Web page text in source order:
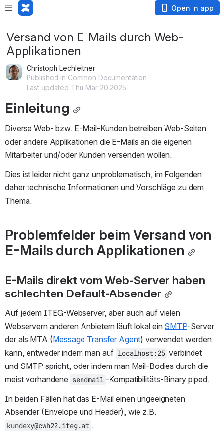
Open in app
Versand von E-Mails durch Web-
Applikationen
Christoph Lechleitner
Published in Common Documentation
Last updated Thu Mar 20 2025
Einleitung
Diverse Web- bzw. E-Mail-Kunden betreiben Web-Seiten
oder andere Applikationen die E-Mails an die eigenen
Mitarbeiter und/oder Kunden versenden wollen.
Dies ist leider nicht ganz unproblematisch, im Folgenden
daher technische Informationen und Vorschläge zu dem
Thema.
Problemfelder beim Versand von
E-Mails durch Applikationen
E-Mails direkt vom Web-Server haben
schlechten Default-Absender
Auf jedem ITEG-Webserver, aber auch auf vielen
Webservern anderen Anbietern läuft lokal ein SMTP-Server
der als MTA (Message Transfer Agent) verwendet werden
kann, entweder indem man auf localhost:25 verbindet
und SMTP spricht, oder indem man Mail-Bodies durch die
meist vorhandene sendmail -Kompatibilitäts-Binary piped.
In beiden Fällen hat das E-Mail einen ungeeigneten
kundexy@cwh22.iteg.at .